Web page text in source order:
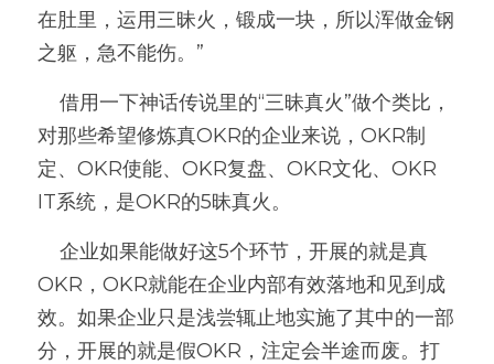
在肚里，运用三昧火，锻成一块，所以浑做金钢
之躯，急不能伤。”
对那些希望修炼真OKR的企业来说，OKR制
定、OKR使能、OKR复盘、OKR文化、OKR
IT系统，是OKR的5昧真火。
OKR，OKR就能在企业内部有效落地和见到成
效。如果企业只是浅尝辄止地实施了其中的一部
分，开展的就是假OKR，注定会半途而废。打